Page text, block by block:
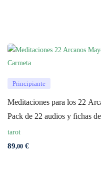
Principiante
Meditaciones para los 22
Pack de 22 audios y fichas
tarot
89,00 €